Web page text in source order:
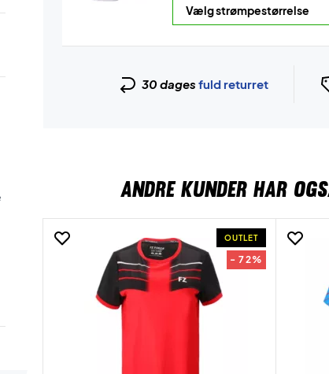
30 dages fuld returret
ANDRE KUNDER HAR
OUTLET
- 72%